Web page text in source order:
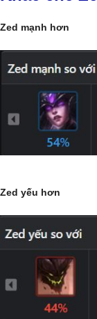
Zed mạnh hơn
Zed yếu hơn